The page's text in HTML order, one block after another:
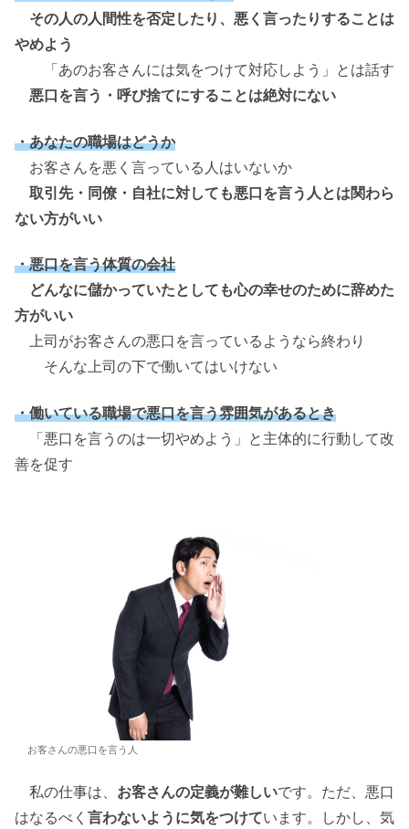
その人の人間性を否定したり、悪く言ったりすることは
やめよう
「あのお客さんには気をつけて対応しよう」とは話す
悪口を言う・呼び捨てにすることは絶対にない
・あなたの職場はどうか
お客さんを悪く言っている人はいないか
取引先・同僚・自社に対しても悪口を言う人とは関わら
ない方がいい
・悪口を言う体質の会社
どんなに儲かっていたとしても心の幸せのために辞めた
方がいい
上司がお客さんの悪口を言っているようなら終わり
そんな上司の下で働いてはいけない
・働いている職場で悪口を言う雰囲気があるとき
「悪口を言うのは一切やめよう」と主体的に行動して改
善を促す
お客さんの悪口を言う人
私の仕事は、 お客さんの定義が難しいです。ただ、悪口
はなるべく 言わないように気をつけています。しかし、気